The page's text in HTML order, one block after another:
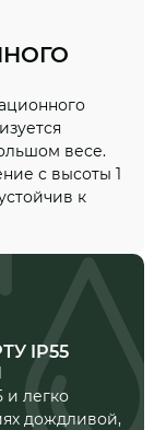
весе.
с высоты 1
к
IP55
и легко
дождливой,